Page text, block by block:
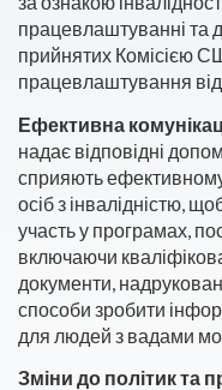
працевлаштуванні та
прийнятих Комісією
працевлаштування
Ефективна
надає відповідні
сприяють
осіб з інвалідністю,
участь у програмах,
включаючи
документи,
способи зробити
для людей з вадами
Зміни до політик та